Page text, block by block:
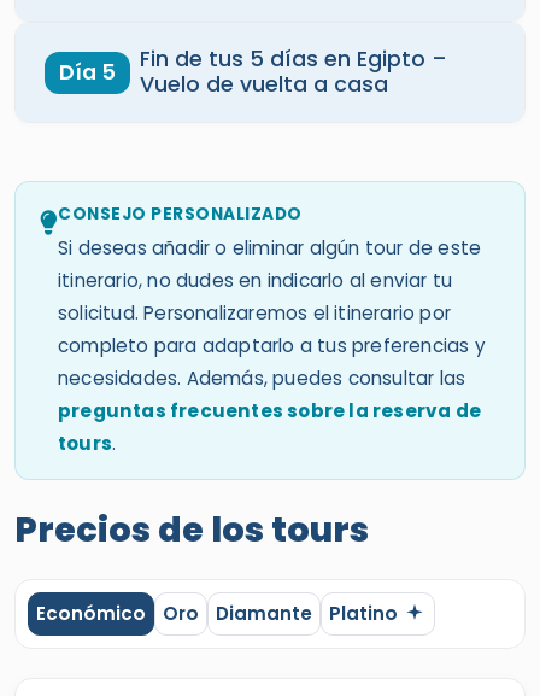
Día 5
Fin de tus 5 días en Egipto –
Vuelo de vuelta a casa
CONSEJO PERSONALIZADO
Si deseas añadir o eliminar algún tour de este
itinerario, no dudes en indicarlo al enviar tu
solicitud. Personalizaremos el itinerario por
completo para adaptarlo a tus preferencias y
necesidades. Además, puedes consultar las
preguntas frecuentes sobre la reserva de
tours.
Precios de los tours
Económico Oro Diamante Platino